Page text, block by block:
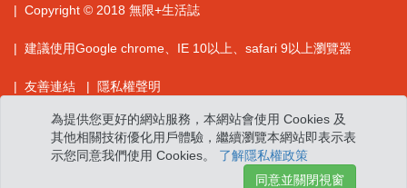
為提供您更好的網站服務，本網站會使用 Cookies 及
其他相關技術優化用戶體驗，繼續瀏覽本網站即表示表
示您同意我們使用 Cookies。 了解隱私權政策
同意並關閉視窗
| Copyright © 2018 無限+生活誌
| 建議使用Google chrome、IE 10以上、safari 9以上瀏覽器
| 友善連結 | 隱私權聲明
| 本網站圖文影音著作歸屬中興保全科技股份有限公司所有，歡迎各
大媒體引用，惟非經許可，不得轉作其他用途，若需使用洽李小姐